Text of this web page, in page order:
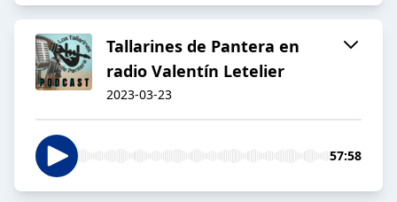
Tallarines de Pantera en
radio Valentín Letelier
2023-03-23
57:58